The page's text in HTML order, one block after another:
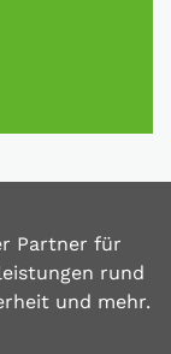
Partner für
rund
und mehr.